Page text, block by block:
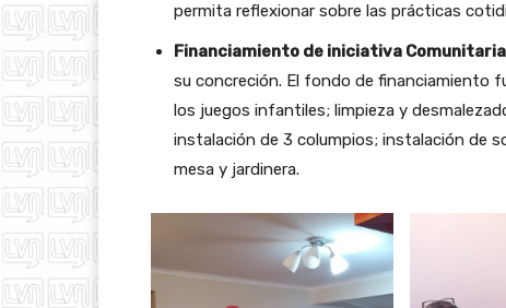
permita reflexionar sobre las prácticas
Financiamiento de iniciativa Comunitaria
su concreción. El fondo de financiamiento
los juegos infantiles; limpieza y
instalación de 3 columpios; instalación de
mesa y jardinera.